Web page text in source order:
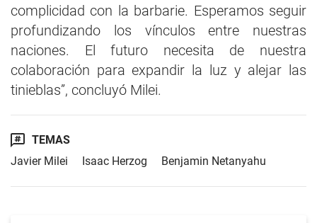
complicidad con la barbarie. Esperamos seguir
profundizando los vínculos entre nuestras
naciones. El futuro necesita de nuestra
colaboración para expandir la luz y alejar las
tinieblas”, concluyó Milei.
TEMAS
Javier Milei
Isaac Herzog Benjamin Netanyahu